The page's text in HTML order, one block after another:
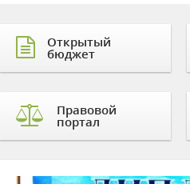
Открытый
бюджет
Правовой
портал